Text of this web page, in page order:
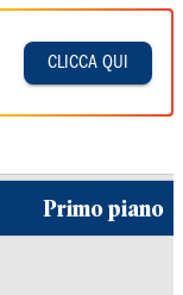
CLICCA QUI
Primo piano